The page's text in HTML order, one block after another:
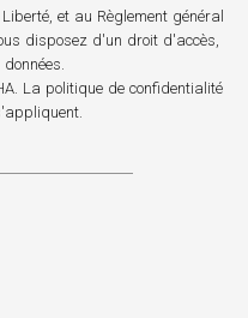
et au Règlement général
disposez d'un droit d'accès,
La politique de confidentialité